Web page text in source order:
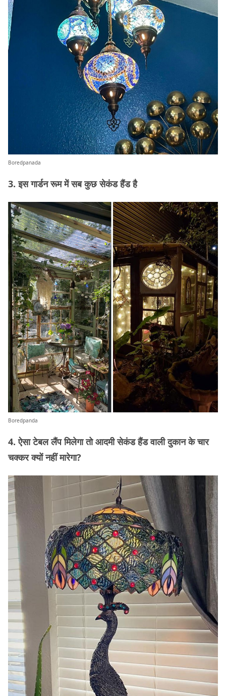
Boredpanada
3. इस गार्डन रूम में सब कुछ सेकंड हैंड है
Boredpanda
4. ऐसा टेबल लैंप मिलेगा तो आदमी सेकंड हैंड वाली दुकान के चार
चक्कर क्यों नहीं मारेगा?